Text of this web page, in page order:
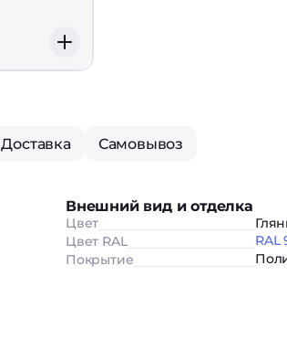
Доставка Самовывоз
Внешний вид и отделка
Цвет
Цвет RAL
RAL
Покрытие